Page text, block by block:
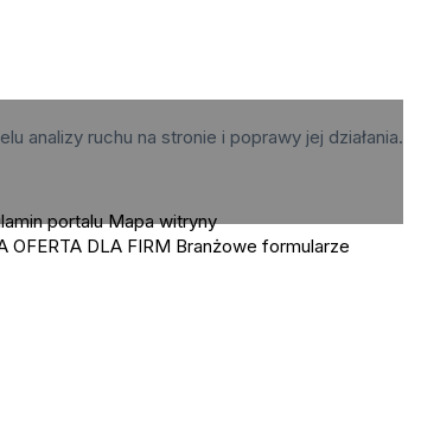
analizy ruchu na stronie i poprawy jej działania.
portalu Mapa witryny
OFERTA DLA FIRM Branżowe formularze